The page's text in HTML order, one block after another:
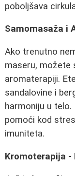
poboljšava
Samomasaža i
Ako trenutno
maseru, možete
aromaterapiji.
sandalovine i
harmoniju u
pomoći kod
imuniteta.
Kromoterapija -